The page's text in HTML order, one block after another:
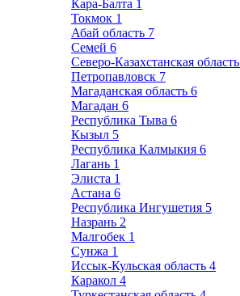
Кара-Балта 1
Токмок 1
Абай область 7
Семей 6
Северо-Казахстанская область
Петропавловск 7
Магаданская область 6
Магадан 6
Республика Тыва 6
Кызыл 5
Республика Калмыкия 6
Лагань 1
Элиста 1
Астана 6
Республика Ингушетия 5
Назрань 2
Малгобек 1
Сунжа 1
Иссык-Кульская область 4
Каракол 4